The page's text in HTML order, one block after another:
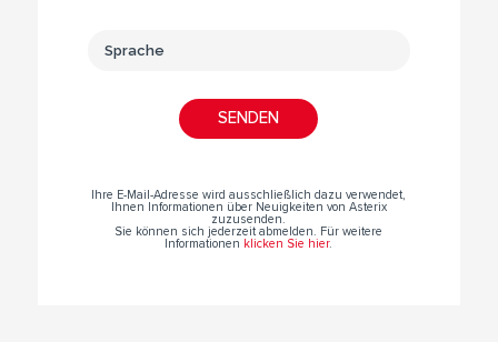
Ihre E-Mail-Adresse wird ausschließlich dazu verwendet,
Ihnen Informationen über Neuigkeiten von Asterix
zuzusenden.
Sie können sich jederzeit abmelden. Für weitere
Informationen klicken Sie hier.